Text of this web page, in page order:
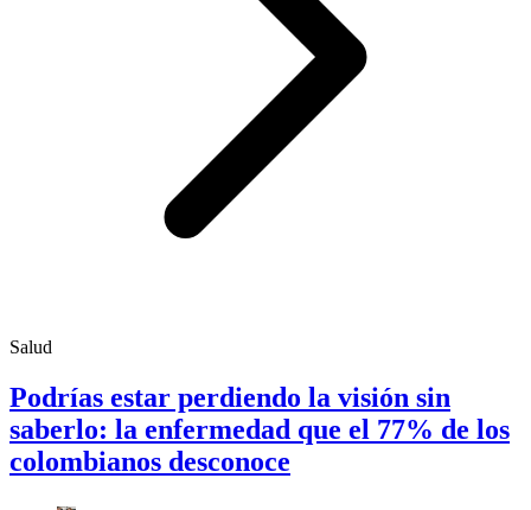
Salud
Podrías estar perdiendo la visión sin
saberlo: la enfermedad que el 77% de los
colombianos desconoce